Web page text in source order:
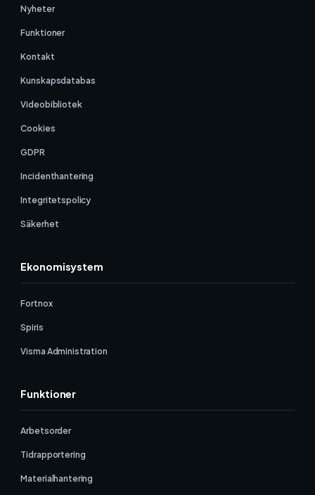
Nyheter
Funktioner
Kontakt
Kunskapsdatabas
Videobibliotek
Cookies
GDPR
Incidenthantering
Integritetspolicy
Säkerhet
Ekonomisystem
Fortnox
Spiris
Visma Administration
Funktioner
Arbetsorder
Tidrapportering
Materialhantering